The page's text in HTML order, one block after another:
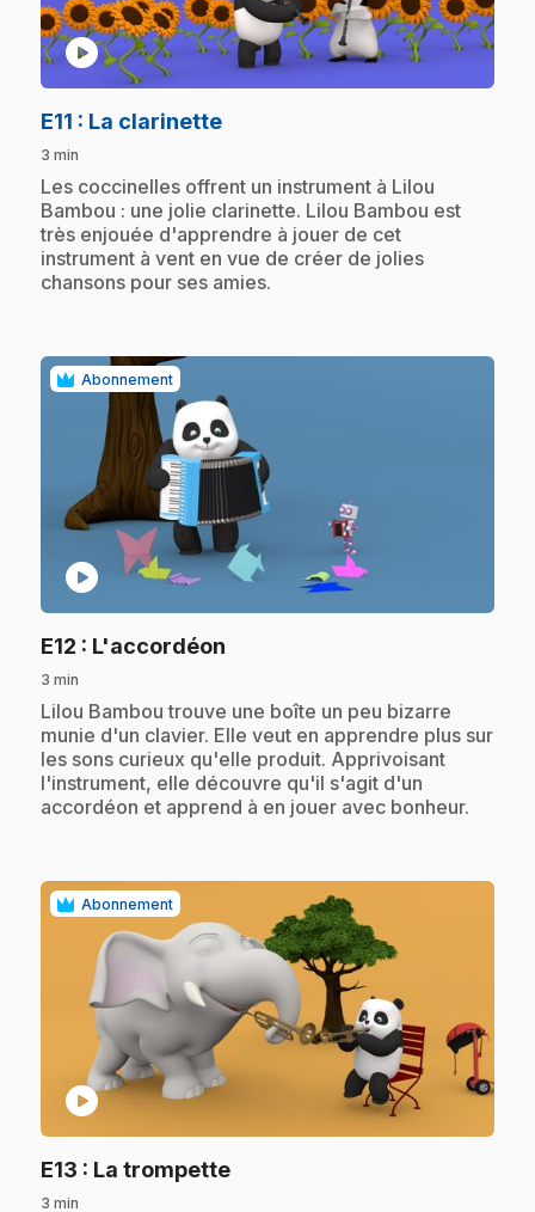
play_circle
E11 : La clarinette.
3 min
.Les coccinelles offrent un instrument à Lilou
Bambou : une jolie clarinette. Lilou Bambou est
très enjouée d'apprendre à jouer de cet
instrument à vent en vue de créer de jolies
chansons pour ses amies.
Abonnement
play_circle
E12 : L'accordéon
3 min
.Lilou Bambou trouve une boîte un peu bizarre
munie d'un clavier. Elle veut en apprendre plus sur
les sons curieux qu'elle produit. Apprivoisant
l'instrument, elle découvre qu'il s'agit d'un
accordéon et apprend à en jouer avec bonheur.
Abonnement
play_circle
E13 : La trompette.
3 min